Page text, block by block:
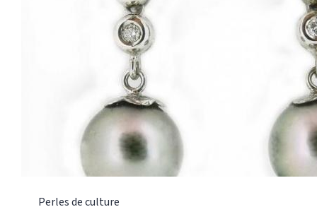
Perles de culture